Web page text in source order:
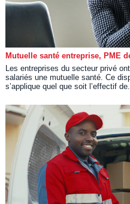
Mutuelle santé entreprise, PME
Les entreprises du secteur privé
salariés une mutuelle santé. Ce
s’applique quel que soit l’effectif